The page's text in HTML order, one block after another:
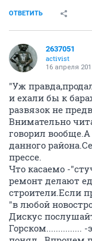
ОТВЕТИТЬ
2637051
activist
16 апреля
"Уж
и ехали бы к
развязок не
Внимательно
говорил
данного
прессе.
Что касаемо -
ремонт делают
строители.Если
"в любой
Дискус
Горском...............